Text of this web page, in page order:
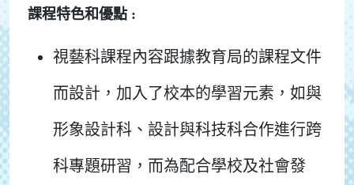
課程特色和優點 :
視藝科課程內容跟據教育局的課程文件
而設計，加入了校本的學習元素，如與
形象設計科、設計與科技科合作進行跨
科專題研習，而為配合學校及社會發